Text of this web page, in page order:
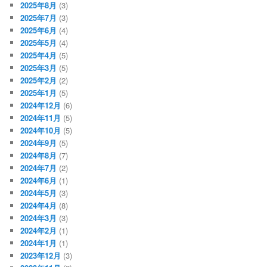
2025年8月 (3)
2025年7月 (3)
2025年6月 (4)
2025年5月 (4)
2025年4月 (5)
2025年3月 (5)
2025年2月 (2)
2025年1月 (5)
2024年12月 (6)
2024年11月 (5)
2024年10月 (5)
2024年9月 (5)
2024年8月 (7)
2024年7月 (2)
2024年6月 (1)
2024年5月 (3)
2024年4月 (8)
2024年3月 (3)
2024年2月 (1)
2024年1月 (1)
2023年12月 (3)